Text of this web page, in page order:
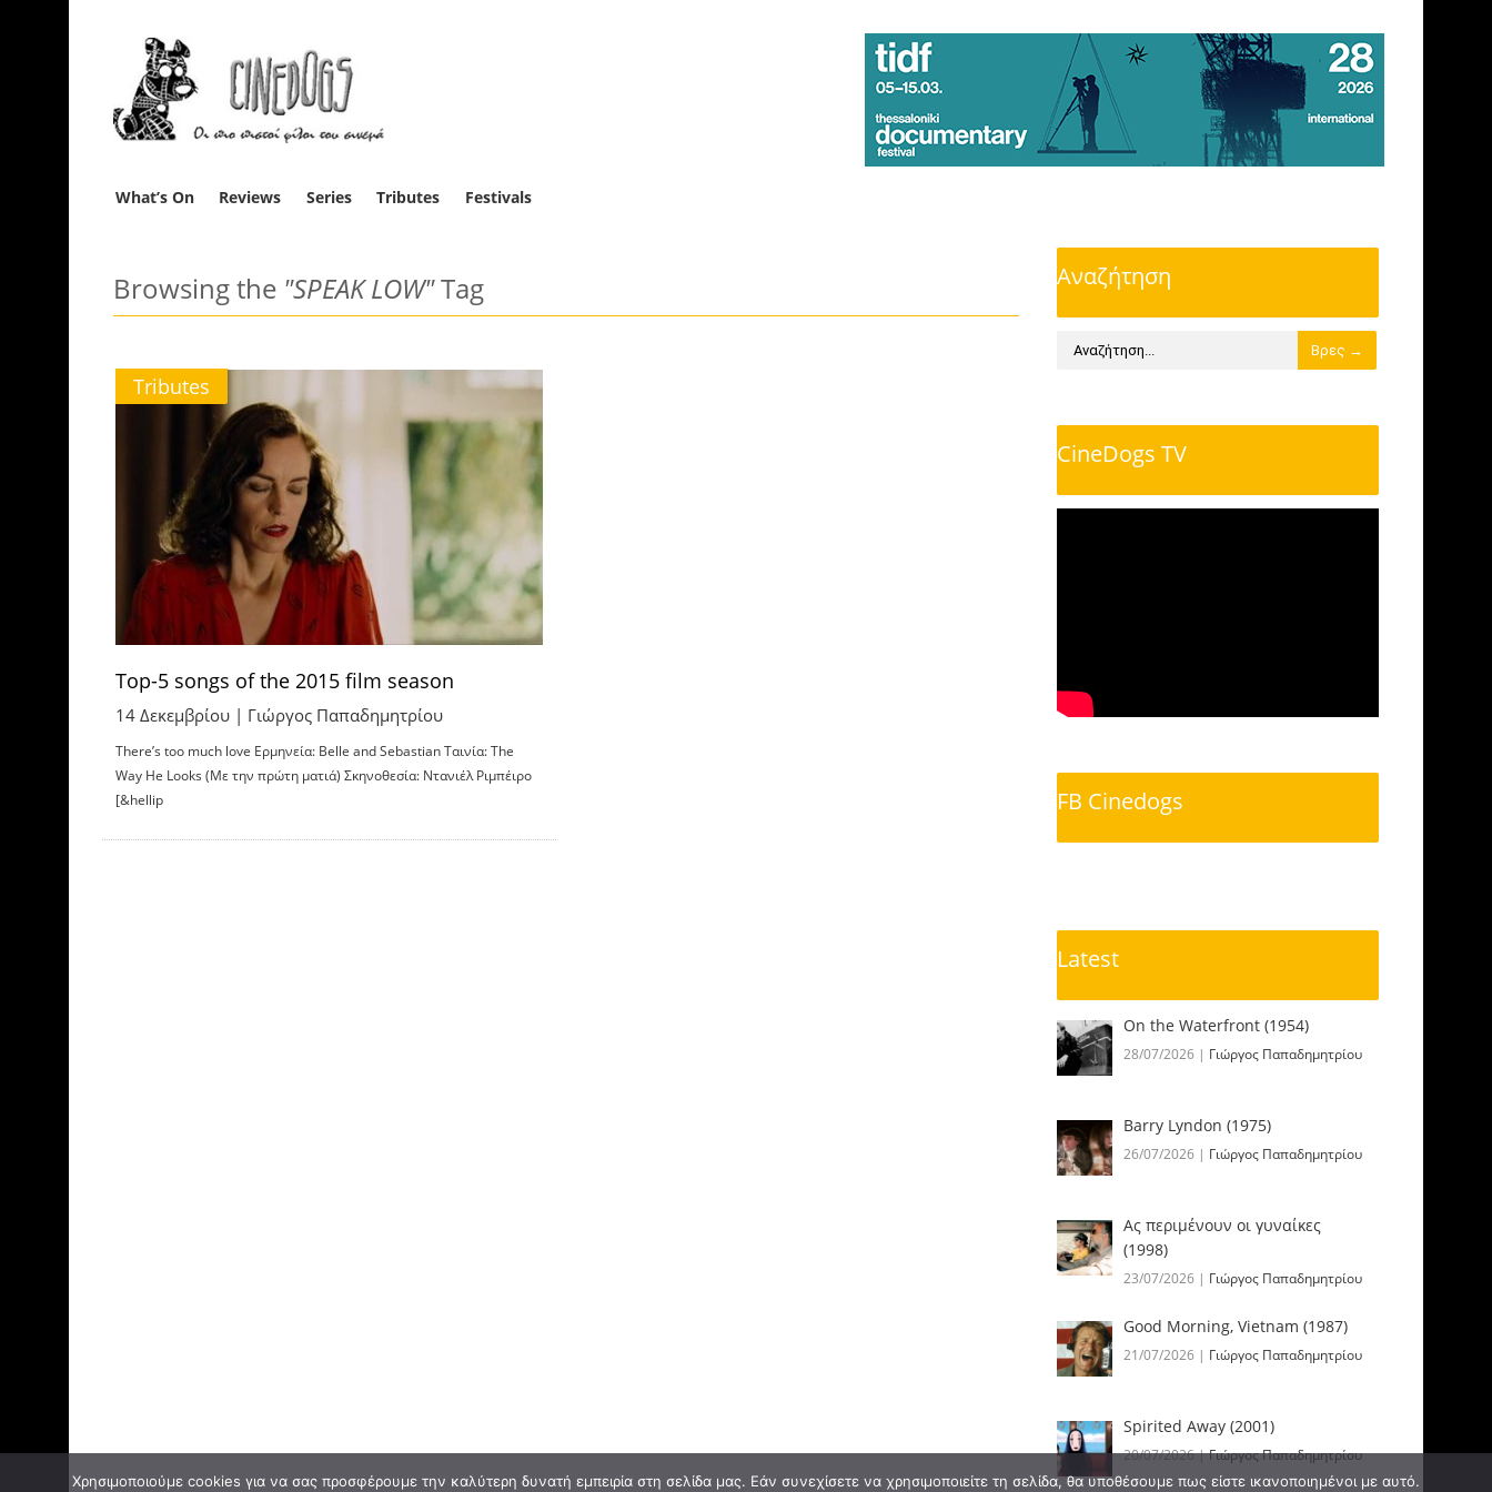
What’s On Reviews Series Tributes Festivals
Browsing the "SPEAK LOW"Tag
Tributes
Top-5 songs of the 2015 film season
14 Δεκεμβρίου | Γιώργος Παπαδημητρίου
There’s too much love Ερμηνεία: Belle and Sebastian Ταινία: The
Way He Looks (Με την πρώτη ματιά) Σκηνοθεσία: Ντανιέλ Ριμπέιρο
[&hellip
Αναζήτηση
CineDogs TV
FB Cinedogs
Latest
On the Waterfront (1954)
28/07/2026 | Γιώργος Παπαδημητρίου
Barry Lyndon (1975)
26/07/2026 | Γιώργος Παπαδημητρίου
Ας περιμένουν οι γυναίκες
(1998)
23/07/2026 | Γιώργος Παπαδημητρίου
Good Morning, Vietnam (1987)
21/07/2026 | Γιώργος Παπαδημητρίου
Spirited Away (2001)
20/07/2026|Γιώργος Παπαδημητρίου
Χρησιμοποιούμε cookies για να σας προσφέρουμε την καλύτερη δυνατή εμπειρία στη σελίδα μας. Εάν συνεχίσετε να χρησιμοποιείτε τη σελίδα, θα υποθέσουμε πως είστε ικανοποιημένοι με αυτό.